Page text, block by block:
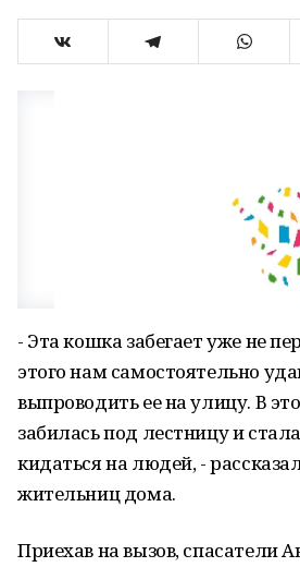
- Эта кошка забегает уже не
этого нам самостоятельно
выпроводить ее на улицу. В
забилась под лестницу и
кидаться на людей, -
жительниц дома.
Приехав на вызов, спасатели